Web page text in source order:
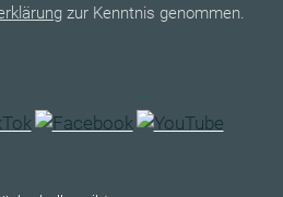
zur Kenntnis genommen.